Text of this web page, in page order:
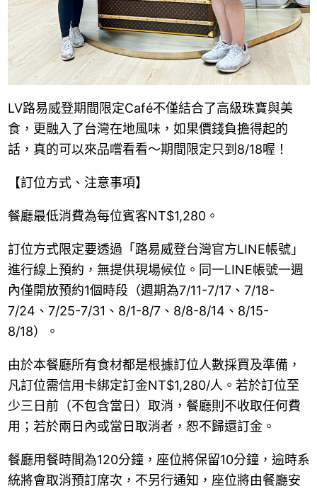
LV路易威登期間限定Café不僅結合了高級珠寶與美
食，更融入了台灣在地風味，如果價錢負擔得起的
話，真的可以來品嚐看看～期間限定只到8/18喔！
【訂位方式、注意事項】
餐廳最低消費為每位賓客NT$1,280。
訂位方式限定要透過「路易威登台灣官方LINE帳號」
進行線上預約，無提供現場候位。同一LINE帳號一週
內僅開放預約1個時段（週期為7/11-7/17、7/18-
7/24、7/25-7/31、8/1-8/7、8/8-8/14、8/15-
8/18）。
由於本餐廳所有食材都是根據訂位人數採買及準備，
凡訂位需信用卡綁定訂金NT$1,280/人。若於訂位至
少三日前（不包含當日）取消，餐廳則不收取任何費
用；若於兩日內或當日取消者，恕不歸還訂金。
餐廳用餐時間為120分鐘，座位將保留10分鐘，逾時系
統將會取消預訂席次，不另行通知，座位將由餐廳安